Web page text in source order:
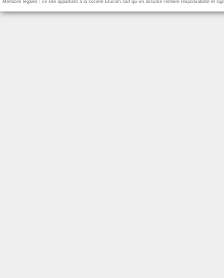
Mentions légales : ce site appartient à la société Etucom sàrl qui en assume l’entière responsabilité et